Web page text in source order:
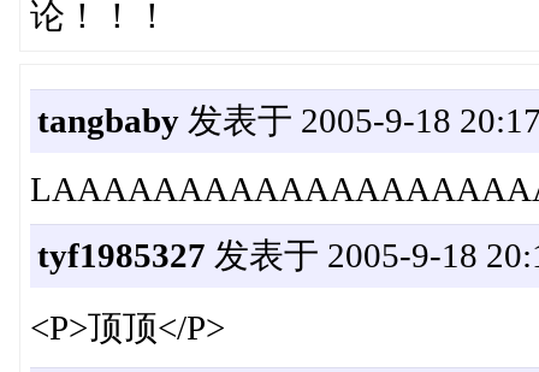
论！！！
tangbaby发表于 2005-9-18
tyf1985327 发表于 2005-9-18
<P>顶顶</P>